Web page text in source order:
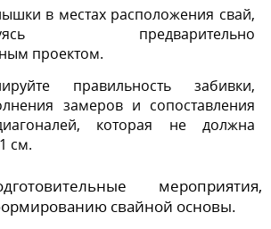
в местах расположения свай,
предварительно
проектом.
правильность забивки,
замеров и сопоставления
которая не должна
см.
мероприятия,
свайной основы.